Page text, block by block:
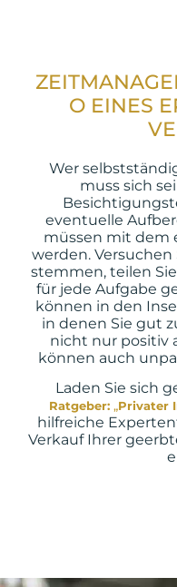
O EINES
Wer
muss sich
eventuelle
müssen mit dem
werden. Versuchen
stemmen, teilen
für jede Aufgabe
können in den
in denen Sie gut
nicht nur positiv
können auch
Laden Sie sich
Ratgeber:„Privater
hilfreiche
Verkauf Ihrer